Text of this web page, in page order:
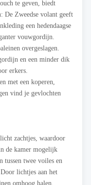
te geven, biedt
De Zweedse volant geeft
een hedendaagse
vouwgordijn.
overgeslagen.
en een minder dik
erkers.
met een koperen,
vind je gevlochten
zachtjes, waardoor
de kamer mogelijk
twee voiles en
lichtjes aan het
omhoog halen,